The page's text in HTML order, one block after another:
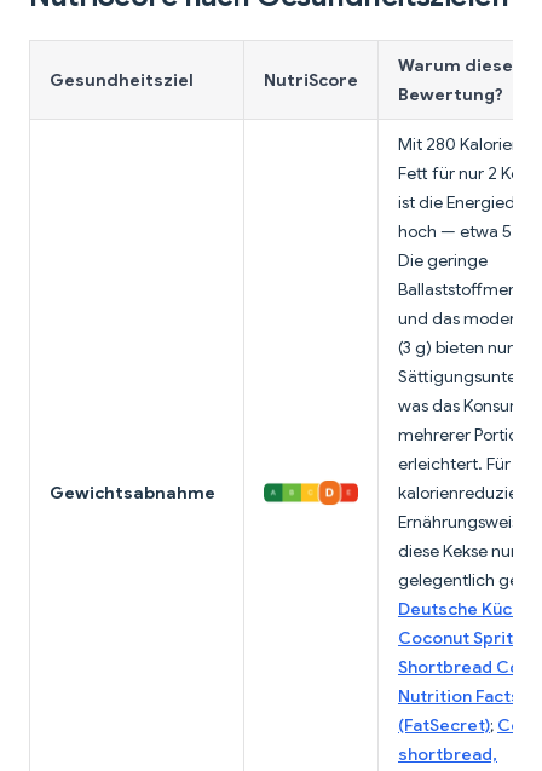
Gesundheitsziel NutriScore
Warum diese
Bewertung?
Gewichtsabnahme
Mit 280 Kalorien
Fett für nur 2
ist die
hoch — etwa 5,6
Die geringe
Ballaststoffmenge
und das moderate
(3 g) bieten nur
was das
mehrerer
erleichtert. Für
kalorienreduzierte
Ernährungsweisen
diese Kekse nur
gelegentlich
Deutsche Küche
Coconut Spritz
Shortbread
Nutrition Facts
(FatSecret);
shortbread,